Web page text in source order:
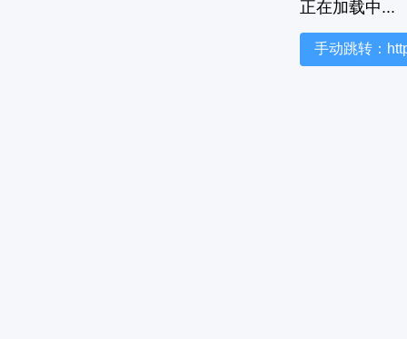
正在加载中...
手动跳转：